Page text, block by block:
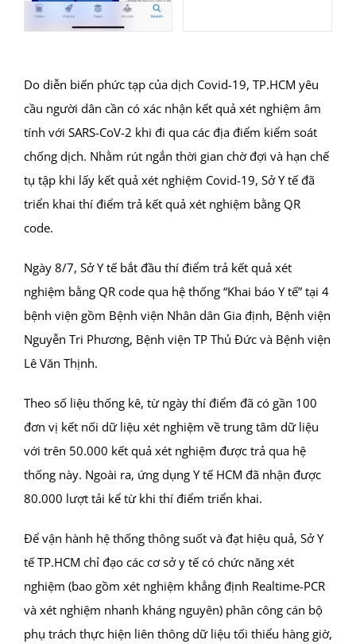
Do diễn biến phức tạp của dịch Covid-19, TP.HCM yêu
cầu người dân cần có xác nhận kết quả xét nghiệm âm
tính với SARS-CoV-2 khi đi qua các địa điểm kiểm soát
chống dịch. Nhằm rút ngắn thời gian chờ đợi và hạn chế
tụ tập khi lấy kết quả xét nghiệm Covid-19, Sở Y tế đã
triển khai thí điểm trả kết quả xét nghiệm bằng QR
code.
Ngày 8/7, Sở Y tế bắt đầu thí điểm trả kết quả xét
nghiệm bằng QR code qua hệ thống “Khai báo Y tế” tại 4
bệnh viện gồm Bệnh viện Nhân dân Gia định, Bệnh viện
Nguyễn Tri Phương, Bệnh viện TP Thủ Đức và Bệnh viện
Lê Văn Thịnh.
Theo số liệu thống kê, từ ngày thí điểm đã có gần 100
đơn vị kết nối dữ liệu xét nghiệm về trung tâm dữ liệu
với trên 50.000 kết quả xét nghiệm được trả qua hệ
thống này. Ngoài ra, ứng dụng Y tế HCM đã nhận được
80.000 lượt tải kể từ khi thí điểm triển khai.
Để vận hành hệ thống thông suốt và đạt hiệu quả, Sở Y
tế TP.HCM chỉ đạo các cơ sở y tế có chức năng xét
nghiệm (bao gồm xét nghiệm khẳng định Realtime-PCR
và xét nghiệm nhanh kháng nguyên) phân công cán bộ
phụ trách thực hiện liên thông dữ liệu tối thiểu hàng giờ,